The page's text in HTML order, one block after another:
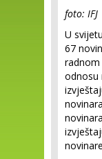
foto: IFJ
U
67
odnosu